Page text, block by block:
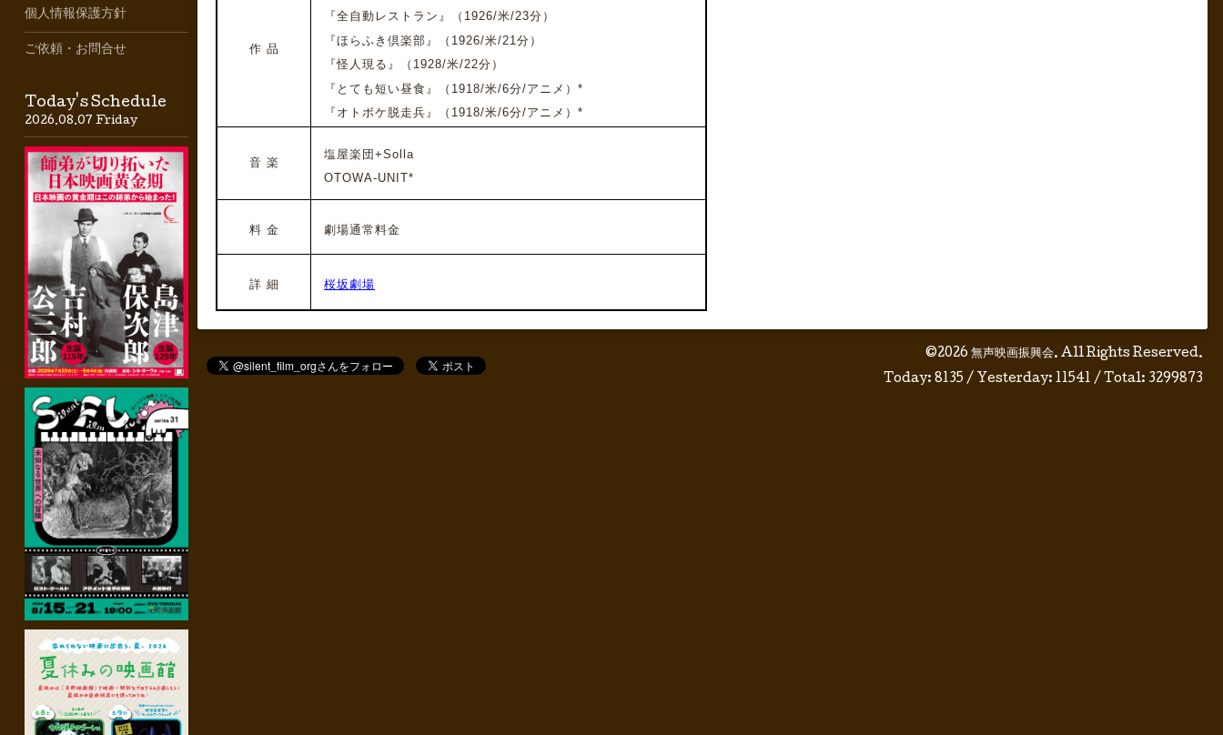
作 品
『全自動レストラン』
（1926/米/23分）
『ほらふき倶楽部』
（1926/米/21分）
『怪人現る』
（1928/米/22分）
『とても短い昼食』
（1918/米/6分/アニメ）*
『オトボケ脱走兵』
（1918/米/6分/アニメ）*
音 楽
塩屋楽団+Solla
OTOWA-UNIT*
料 金 劇場通常料金
詳 細 桜坂劇場
©2026 無声映画振興会. All Rights Reserved.
Today: 8135 / Yesterday: 11541 / Total: 3299873
個人情報保護方針
ご依頼・お問合せ
Today's Schedule
2026.08.07 Friday